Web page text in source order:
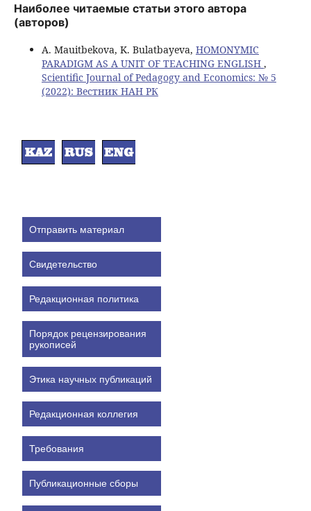
Наиболее читаемые статьи этого автора
(авторов)
A. Mauitbekova, K. Bulatbayeva, HOMONYMIC
PARADIGM AS A UNIT OF TEACHING ENGLISH ,
Scientific Journal of Pedagogy and Economics: № 5
(2022): Вестник НАН РК
Отправить материал
Свидетельство
Редакционная политика
Порядок рецензирования
рукописей
Этика научных публикаций
Редакционная коллегия
Требования
Публикационные сборы